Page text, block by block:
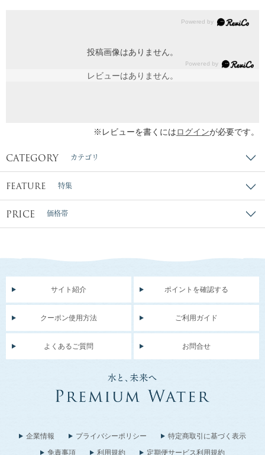
投稿画像はありません。
レビューはありません。
※レビューを書くにはログインが必要です。
CATEGORY カテゴリ
FEATURE 特集
PRICE 価格帯
サイト紹介 ポイントを確認する
クーポン使用方法 ご利用ガイド
よくあるご質問 お問合せ
企業情報 プライバシーポリシー
特定商取引に基づく表示
免責事項
利用規約 定期便サービス利用規約